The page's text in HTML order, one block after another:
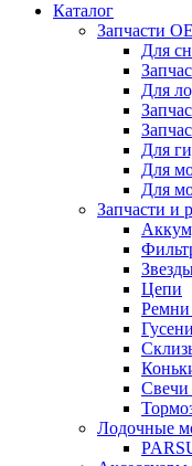
Каталог
Запчасти
Для
Для
Для
Для
Для
Запчасти и
Цепи
Ремни
Свечи
Лодочные